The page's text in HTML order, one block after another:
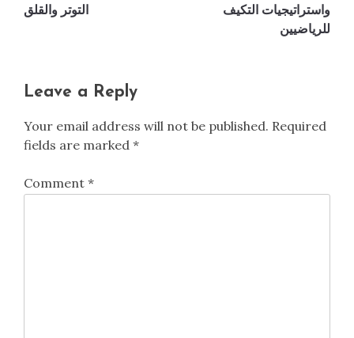
التوتر والقلق
واستراتيجيات التكيف
للرياضيين
Leave a Reply
Your email address will not be published. Required
fields are marked *
Comment *